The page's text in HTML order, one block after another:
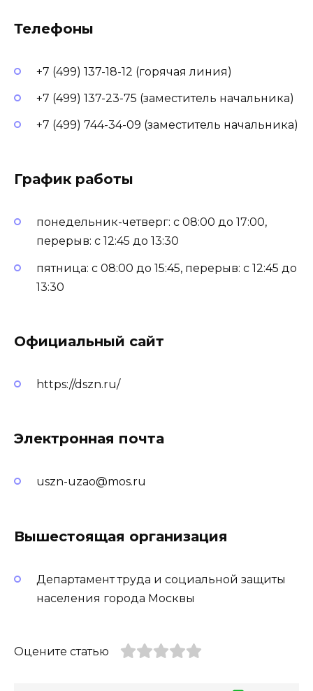
Телефоны
+7 (499) 137-18-12 (горячая линия)
+7 (499) 137-23-75 (заместитель начальника)
+7 (499) 744-34-09 (заместитель начальника)
График работы
понедельник-четверг: с 08:00 до 17:00,
перерыв: с 12:45 до 13:30
пятница: с 08:00 до 15:45, перерыв: с 12:45 до
13:30
Официальный сайт
https://dszn.ru/
Электронная почта
uszn-uzao@mos.ru
Вышестоящая организация
Департамент труда и социальной защиты
населения города Москвы
Оцените статью